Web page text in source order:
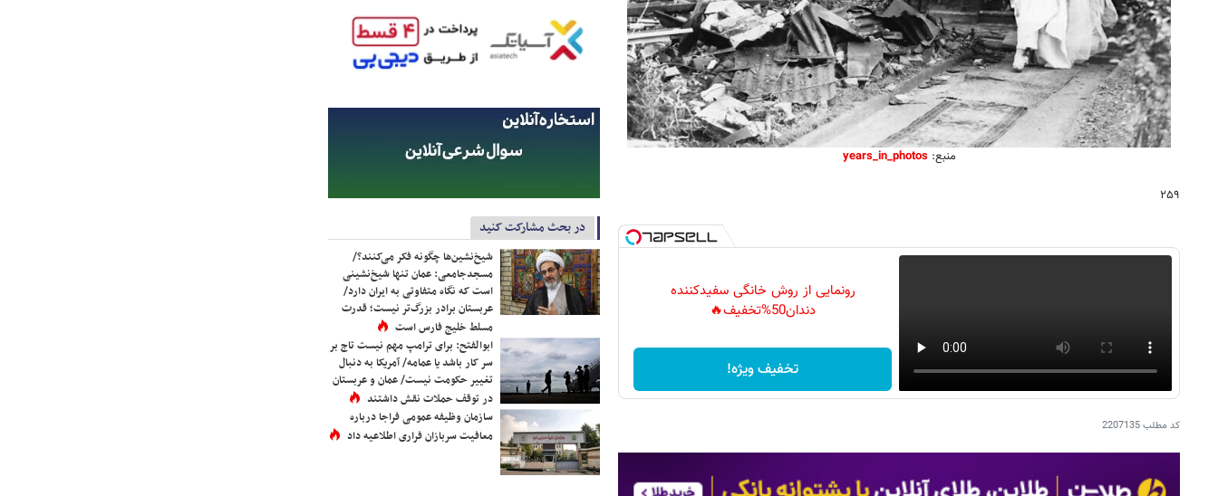
منبع:years_in_photos
۲۵۹
رونمایی از روش خانگی سفیدکننده
دندان50%تخفیف🔥
تخفیف ویژه!
کد مطلب2207135
در بحث مشارکت کنید
شیخ‌نشین‌ها چگونه فکر می‌کنند؟/
مسجدجامعی: عمان تنها شیخ‌نشینی
است که نگاه متفاوتی به ایران دارد/
عربستان برادر بزرگ‌تر نیست؛ قدرت
مسلط خلیج فارس است
ابوالفتح: برای ترامپ مهم نیست تاج بر
سر کار باشد یا عمامه/ آمریکا به دنبال
تغییر حکومت نیست/ عمان و عربستان
در توقف حملات نقش داشتند
سازمان وظیفه عمومی فراجا درباره
معافیت سربازان فراری اطلاعیه داد